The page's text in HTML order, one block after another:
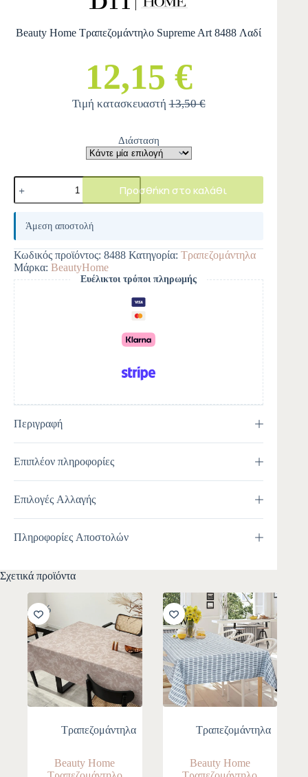
Beauty Home Τραπεζομάντηλο Supreme Art 8488 Λαδί
12,15 €
Τιμή κατασκευαστή13,50 €
Διάσταση
Προσθήκη στο καλάθι
A
e
r
n
a
t
i
v
e
:
Άμεση αποστολή
Κωδικός προϊόντος: 8488 Κατηγορία: Τραπεζομάντηλα
Μάρκα: BeautyHome
Ευέλικτοι τρόποι πληρωμής
Περιγραφή
Επιπλέον πληροφορίες
Επιλογές Αλλαγής
Πληροφορίες Αποστολών
Σχετικά προϊόντα
-10%
Τραπεζομάντηλα
Beauty Home
-10%
NEW
Τραπεζομάντηλα
Beauty Home